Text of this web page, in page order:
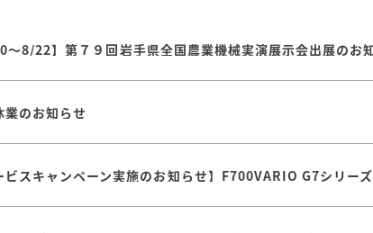
業のお知らせ
ビスキャンペーン実施のお知らせ】F700VARIO G7シリーズ